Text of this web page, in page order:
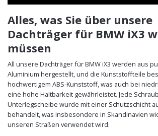
Alles, was Sie über unsere
Dachträger für BMW iX3
müssen
All unsere Dachträger für BMW iX3 werden aus
Aluminium hergestellt, und die Kunststoffteile
hochwertigem ABS-Kunststoff, was auch bei
eine hohe Haltbarkeit gewährleistet. Jede
Unterlegscheibe wurde mit einer Schutzschicht
behandelt, was insbesondere in Skandinavien
unseren Straßen verwendet wird.